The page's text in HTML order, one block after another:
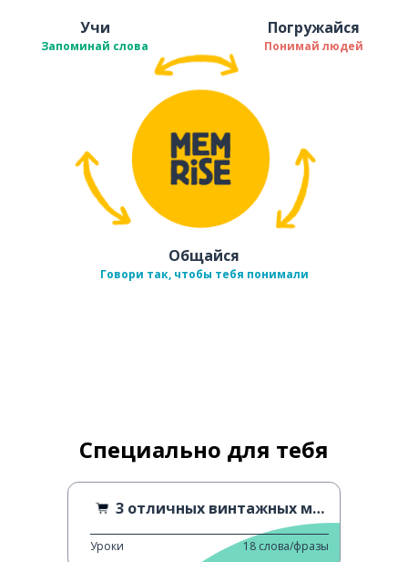
Учи
Запоминай слова
Погружайся
Понимай людей
Общайся
Говори так, чтобы тебя понимали
Специально для тебя
3 отличных винтажных магазина в Токио
Уроки 18 слова/фразы